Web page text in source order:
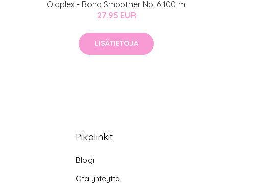
Olaplex - Bond Smoother No. 6 100 ml
27.95 EUR
LISÄTIETOJA
Pikalinkit
Blogi
Ota yhteyttä